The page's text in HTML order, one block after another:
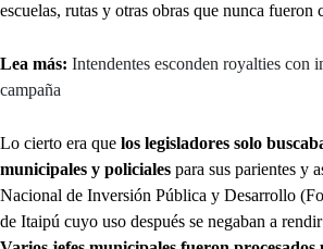
escuelas, rutas y otras obras que nunca fueron
Lea más: Intendentes esconden royalties con
campaña
Lo cierto era que los legisladores solo
municipales y policiales para sus parientes y
Nacional de Inversión Pública y Desarrollo
de Itaipú cuyo uso después se negaban a